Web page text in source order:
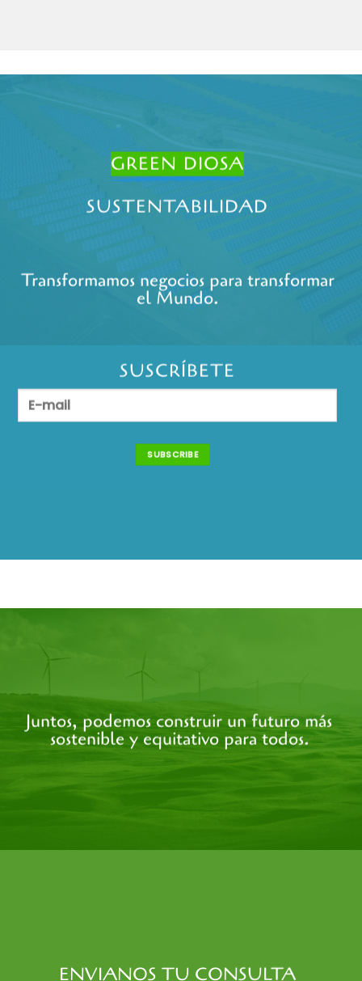
GREEN DIOSA
SUSTENTABILIDAD
Transformamos negocios para transformar
el Mundo.
SUSCRÍBETE
Juntos, podemos construir un futuro más
sostenible y equitativo para todos.
ENVIANOS TU CONSULTA